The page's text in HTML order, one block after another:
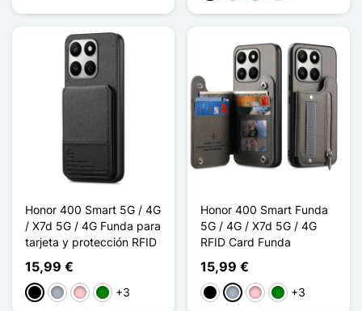
Honor 400 Smart 5G / 4G
/ X7d 5G / 4G Funda para
tarjeta y protección RFID
15,99 €
NegroGris RosaVerde
+3
Honor 400 Smart Funda
5G / 4G / X7d 5G / 4G
RFID Card Funda
15,99 €
Negro
Gris RosaVerde
+3